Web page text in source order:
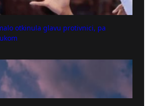
otkinula glavu protivnici, pa